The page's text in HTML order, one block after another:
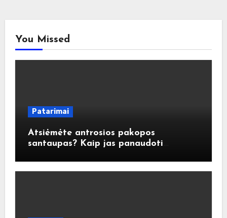
You Missed
Patarimai
Atsiėmėte antrosios pakopos
santaupas? Kaip jas panaudoti